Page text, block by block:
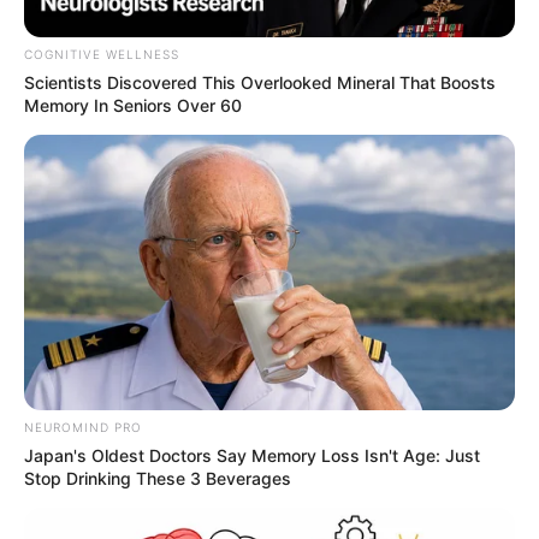
Pixabay y Alcaldía de Bogotá (fondo)
Permitir que su perro riegue la basura en la calle tiene
multa
Por:Gustavo Gómez Martínez
Junio 23, 2025
COGNITIVE WELLNESS
Scientists Discovered This Overlooked Mineral That Boosts
Memory In Seniors Over 60
NEUROMIND PRO
Japan's Oldest Doctors Say Memory Loss Isn't Age: Just
Stop Drinking These 3 Beverages